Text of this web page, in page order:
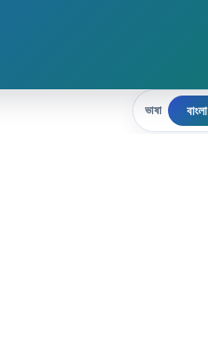
ভাষা বাংলা